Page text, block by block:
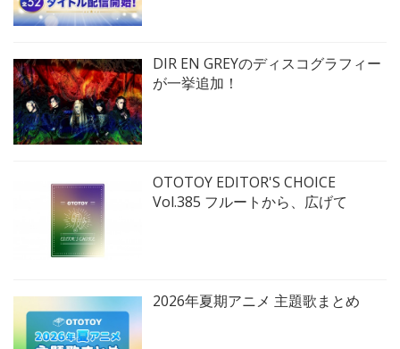
DIR EN GREYのディスコグラフィー
が一挙追加！
OTOTOY EDITOR'S CHOICE
Vol.385 フルートから、広げて
2026年夏期アニメ 主題歌まとめ